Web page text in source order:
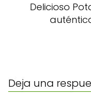
Delicioso
Deja una